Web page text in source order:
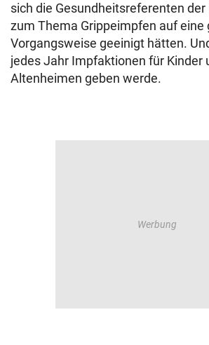
sich die Gesundheitsreferenten
zum Thema Grippeimpfen auf eine
Vorgangsweise geeinigt hätten.
jedes Jahr Impfaktionen für Kinder
Altenheimen geben werde.